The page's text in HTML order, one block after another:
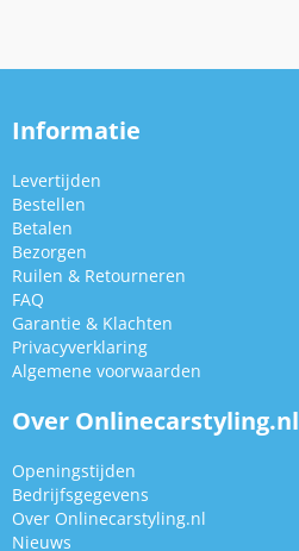
Informatie
Levertijden
Bestellen
Betalen
Bezorgen
Ruilen & Retourneren
FAQ
Garantie & Klachten
Privacyverklaring
Algemene voorwaarden
Over Onlinecarstyling.nl
Openingstijden
Bedrijfsgegevens
Over Onlinecarstyling.nl
Nieuws